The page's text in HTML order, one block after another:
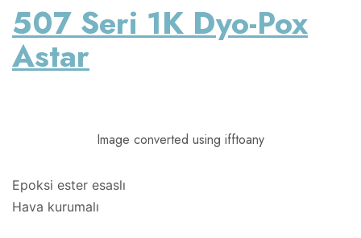
507 Seri 1K Dyo-Pox
Astar
Image converted using ifftoany
Epoksi ester esaslı
Hava kurumalı